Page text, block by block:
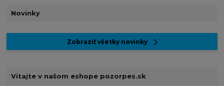
Novinky
Zobraziť všetky novinky
Vitajte v našom eshope pozorpes.sk